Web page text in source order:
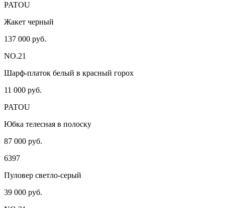
PATOU
Жакет черный
137 000 руб.
NO.21
Шарф-платок белый в красный горох
11 000 руб.
PATOU
Юбка телесная в полоску
87 000 руб.
6397
Пуловер светло-серый
39 000 руб.